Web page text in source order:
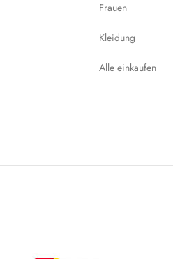
Frauen
Kleidung
Alle einkaufen